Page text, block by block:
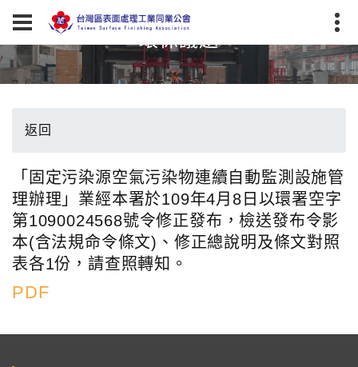
環保議題
返回
「固定污染源空氣污染物連續自動監測設施管
理辦理」業經本署於109年4月8日以環署空字
第1090024568號令修正發布，檢送發布令影
本(含法規命令條文)、修正總說明及條文對照
表各1份，請查照轉知。
PDF